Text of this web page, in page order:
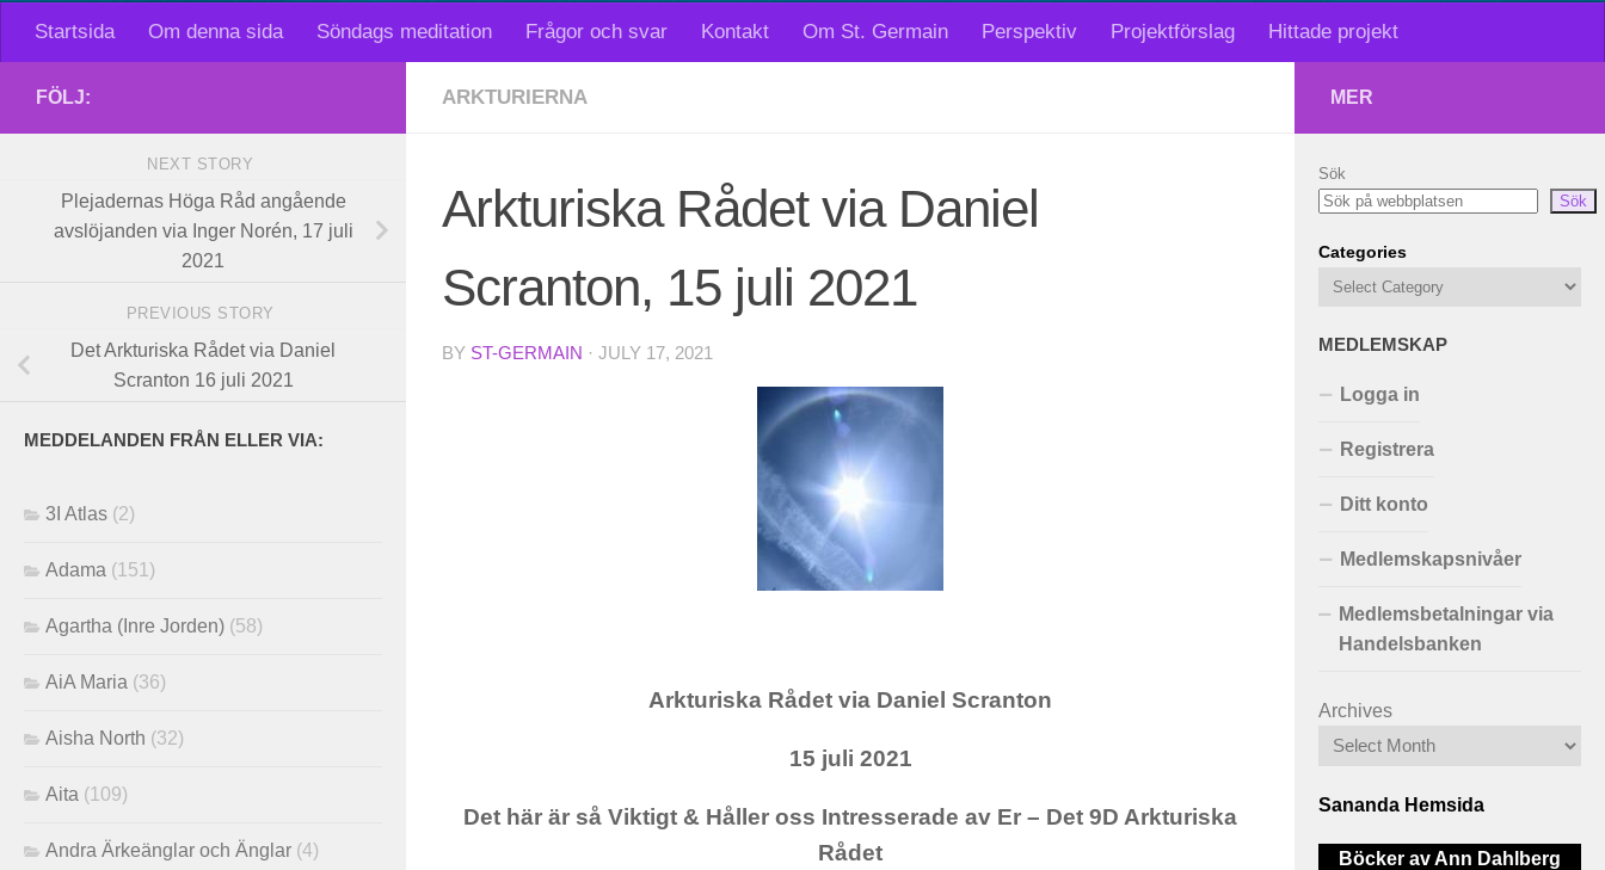
Startsida Om denna sida Söndags meditation Frågor och svar Kontakt Om St. Germain Perspektiv Projektförslag Hittade projekt
ARKTURIERNA
Arkturiska Rådet via Daniel
Scranton, 15 juli 2021
BY ST-GERMAIN · JULY 17, 2021
Arkturiska Rådet via Daniel Scranton
15 juli 2021
Det här är så Viktigt & Håller oss Intresserade av Er – Det 9D Arkturiska
Rådet
FÖLJ:
NEXT STORY
Plejadernas Höga Råd angående
avslöjanden via Inger Norén, 17 juli
2021
PREVIOUS STORY
Det Arkturiska Rådet via Daniel
Scranton 16 juli 2021
MEDDELANDEN FRÅN ELLER VIA:
3I Atlas (2)
Adama (151)
Agartha (Inre Jorden) (58)
AiA Maria (36)
Aisha North (32)
Aita (109)
Andra Ärkeänglar och Änglar (4)
MER
Sök
Sök
Categories
MEDLEMSKAP
Logga in
Registrera
Ditt konto
Medlemskapsnivåer
Medlemsbetalningar via
Handelsbanken
Archives
Sananda Hemsida
Böcker av Ann Dahlberg